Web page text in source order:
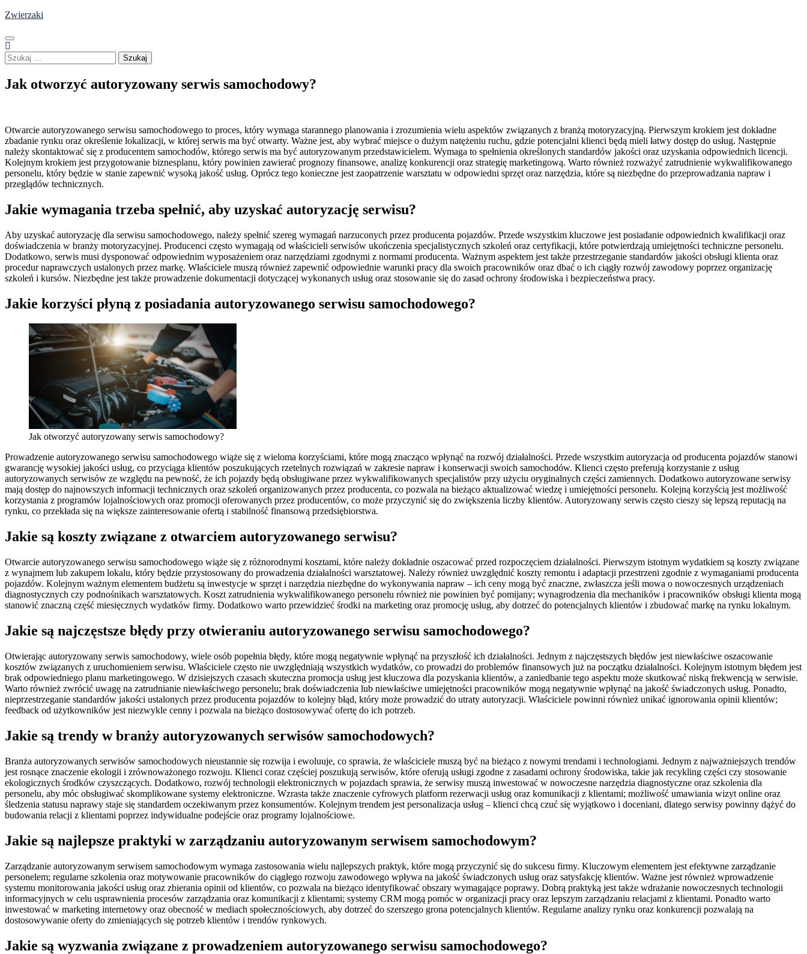
Skip
content
Zwierzaki
Szukaj:
Jak otworzyć autoryzowany serwis samochodowy?
Otwarcie autoryzowanego serwisu samochodowego to proces, który wymaga starannego planowania i zrozumienia wielu aspektów związanych z branżą motoryzacyjną. Pierwszym krokiem jest dokładne
zbadanie rynku oraz określenie lokalizacji, w której serwis ma być otwarty. Ważne jest, aby wybrać miejsce o dużym natężeniu ruchu, gdzie potencjalni klienci będą mieli łatwy dostęp do usług. Następnie
należy skontaktować się z producentem samochodów, którego serwis ma być autoryzowanym przedstawicielem. Wymaga to spełnienia określonych standardów jakości oraz uzyskania odpowiednich licencji.
Kolejnym krokiem jest przygotowanie biznesplanu, który powinien zawierać prognozy finansowe, analizę konkurencji oraz strategię marketingową. Warto również rozważyć zatrudnienie wykwalifikowanego
personelu, który będzie w stanie zapewnić wysoką jakość usług. Oprócz tego konieczne jest zaopatrzenie warsztatu w odpowiedni sprzęt oraz narzędzia, które są niezbędne do przeprowadzania napraw i
przeglądów technicznych.
Jakie wymagania trzeba spełnić, aby uzyskać autoryzację serwisu?
Aby uzyskać autoryzację dla serwisu samochodowego, należy spełnić szereg wymagań narzuconych przez producenta pojazdów. Przede wszystkim kluczowe jest posiadanie odpowiednich kwalifikacji oraz
doświadczenia w branży motoryzacyjnej. Producenci często wymagają od właścicieli serwisów ukończenia specjalistycznych szkoleń oraz certyfikacji, które potwierdzają umiejętności techniczne personelu.
Dodatkowo, serwis musi dysponować odpowiednim wyposażeniem oraz narzędziami zgodnymi z normami producenta. Ważnym aspektem jest także przestrzeganie standardów jakości obsługi klienta oraz
procedur naprawczych ustalonych przez markę. Właściciele muszą również zapewnić odpowiednie warunki pracy dla swoich pracowników oraz dbać o ich ciągły rozwój zawodowy poprzez organizację
szkoleń i kursów. Niezbędne jest także prowadzenie dokumentacji dotyczącej wykonanych usług oraz stosowanie się do zasad ochrony środowiska i bezpieczeństwa pracy.
Jakie korzyści płyną z posiadania autoryzowanego serwisu samochodowego?
Jak otworzyć autoryzowany serwis samochodowy?
Prowadzenie autoryzowanego serwisu samochodowego wiąże się z wieloma korzyściami, które mogą znacząco wpłynąć na rozwój działalności. Przede wszystkim autoryzacja od producenta pojazdów stanowi
gwarancję wysokiej jakości usług, co przyciąga klientów poszukujących rzetelnych rozwiązań w zakresie napraw i konserwacji swoich samochodów. Klienci często preferują korzystanie z usług
autoryzowanych serwisów ze względu na pewność, że ich pojazdy będą obsługiwane przez wykwalifikowanych specjalistów przy użyciu oryginalnych części zamiennych. Dodatkowo autoryzowane serwisy
mają dostęp do najnowszych informacji technicznych oraz szkoleń organizowanych przez producenta, co pozwala na bieżąco aktualizować wiedzę i umiejętności personelu. Kolejną korzyścią jest możliwość
korzystania z programów lojalnościowych oraz promocji oferowanych przez producentów, co może przyczynić się do zwiększenia liczby klientów. Autoryzowany serwis często cieszy się lepszą reputacją na
rynku, co przekłada się na większe zainteresowanie ofertą i stabilność finansową przedsiębiorstwa.
Jakie są koszty związane z otwarciem autoryzowanego serwisu?
Otwarcie autoryzowanego serwisu samochodowego wiąże się z różnorodnymi kosztami, które należy dokładnie oszacować przed rozpoczęciem działalności. Pierwszym istotnym wydatkiem są koszty związane
z wynajmem lub zakupem lokalu, który będzie przystosowany do prowadzenia działalności warsztatowej. Należy również uwzględnić koszty remontu i adaptacji przestrzeni zgodnie z wymaganiami producenta
pojazdów. Kolejnym ważnym elementem budżetu są inwestycje w sprzęt i narzędzia niezbędne do wykonywania napraw – ich ceny mogą być znaczne, zwłaszcza jeśli mowa o nowoczesnych urządzeniach
diagnostycznych czy podnośnikach warsztatowych. Koszt zatrudnienia wykwalifikowanego personelu również nie powinien być pomijany; wynagrodzenia dla mechaników i pracowników obsługi klienta mogą
stanowić znaczną część miesięcznych wydatków firmy. Dodatkowo warto przewidzieć środki na marketing oraz promocję usług, aby dotrzeć do potencjalnych klientów i zbudować markę na rynku lokalnym.
Jakie są najczęstsze błędy przy otwieraniu autoryzowanego serwisu samochodowego?
Otwierając autoryzowany serwis samochodowy, wiele osób popełnia błędy, które mogą negatywnie wpłynąć na przyszłość ich działalności. Jednym z najczęstszych błędów jest niewłaściwe oszacowanie
kosztów związanych z uruchomieniem serwisu. Właściciele często nie uwzględniają wszystkich wydatków, co prowadzi do problemów finansowych już na początku działalności. Kolejnym istotnym błędem jest
brak odpowiedniego planu marketingowego. W dzisiejszych czasach skuteczna promocja usług jest kluczowa dla pozyskania klientów, a zaniedbanie tego aspektu może skutkować niską frekwencją w serwisie.
Warto również zwrócić uwagę na zatrudnianie niewłaściwego personelu; brak doświadczenia lub niewłaściwe umiejętności pracowników mogą negatywnie wpłynąć na jakość świadczonych usług. Ponadto,
nieprzestrzeganie standardów jakości ustalonych przez producenta pojazdów to kolejny błąd, który może prowadzić do utraty autoryzacji. Właściciele powinni również unikać ignorowania opinii klientów;
feedback od użytkowników jest niezwykle cenny i pozwala na bieżąco dostosowywać ofertę do ich potrzeb.
Jakie są trendy w branży autoryzowanych serwisów samochodowych?
Branża autoryzowanych serwisów samochodowych nieustannie się rozwija i ewoluuje, co sprawia, że właściciele muszą być na bieżąco z nowymi trendami i technologiami. Jednym z najważniejszych trendów
jest rosnące znaczenie ekologii i zrównoważonego rozwoju. Klienci coraz częściej poszukują serwisów, które oferują usługi zgodne z zasadami ochrony środowiska, takie jak recykling części czy stosowanie
ekologicznych środków czyszczących. Dodatkowo, rozwój technologii elektronicznych w pojazdach sprawia, że serwisy muszą inwestować w nowoczesne narzędzia diagnostyczne oraz szkolenia dla
personelu, aby móc obsługiwać skomplikowane systemy elektroniczne. Wzrasta także znaczenie cyfrowych platform rezerwacji usług oraz komunikacji z klientami; możliwość umawiania wizyt online oraz
śledzenia statusu naprawy staje się standardem oczekiwanym przez konsumentów. Kolejnym trendem jest personalizacja usług – klienci chcą czuć się wyjątkowo i doceniani, dlatego serwisy powinny dążyć do
budowania relacji z klientami poprzez indywidualne podejście oraz programy lojalnościowe.
Jakie są najlepsze praktyki w zarządzaniu autoryzowanym serwisem samochodowym?
Zarządzanie autoryzowanym serwisem samochodowym wymaga zastosowania wielu najlepszych praktyk, które mogą przyczynić się do sukcesu firmy. Kluczowym elementem jest efektywne zarządzanie
personelem; regularne szkolenia oraz motywowanie pracowników do ciągłego rozwoju zawodowego wpływa na jakość świadczonych usług oraz satysfakcję klientów. Ważne jest również wprowadzenie
systemu monitorowania jakości usług oraz zbierania opinii od klientów, co pozwala na bieżąco identyfikować obszary wymagające poprawy. Dobrą praktyką jest także wdrażanie nowoczesnych technologii
informacyjnych w celu usprawnienia procesów zarządzania oraz komunikacji z klientami; systemy CRM mogą pomóc w organizacji pracy oraz lepszym zarządzaniu relacjami z klientami. Ponadto warto
inwestować w marketing internetowy oraz obecność w mediach społecznościowych, aby dotrzeć do szerszego grona potencjalnych klientów. Regularne analizy rynku oraz konkurencji pozwalają na
dostosowywanie oferty do zmieniających się potrzeb klientów i trendów rynkowych.
Jakie są wyzwania związane z prowadzeniem autoryzowanego serwisu samochodowego?